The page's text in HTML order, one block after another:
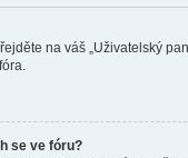
na váš „Uživatelský
se ve fóru?